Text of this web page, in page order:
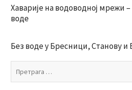
Хаварије на водоводној мрежи
воде
Без воде у Бресници, Станову и